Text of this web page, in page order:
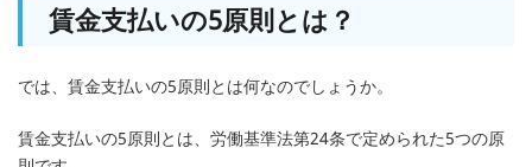
賃金支払いの5原則とは？
では、賃金支払いの5原則とは何なのでしょうか。
賃金支払いの5原則とは、労働基準法第24条で定められた5つの原